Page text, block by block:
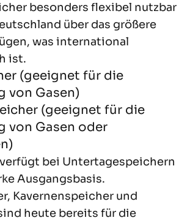
besonders flexibel nutzbar
über das größere
was international
ist.
(geeignet für die
von Gasen)
(geeignet für die
von Gasen oder
bei Untertagespeichern
Ausgangsbasis.
Kavernenspeicher und
heute bereits für die